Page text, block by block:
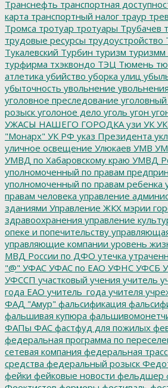
Транснефть транспортная
карта транспортный налог траур
Тромса тротуар тротуары Трубачев
трудовые ресурсы трудоустройство
Тукалевский Турбин туризм туризмм
турфирма тхэквондо ТЭЦ Тюмень
атлетика убийство уборка улиц
убыточность увольнение увольнения
уголовное преследование
розыск уголоное дело уголь угон
УЖАСЫ НАШЕГО ГОРОДКА узи УК
"Монарх" УК РФ указ Президента
уличное освещение Улюкаев УМВ
УМВД по Хабаровскому краю УМВД
уполномоченный по правам
уполномоченный по правам ребенка
правам человека управление
зданиями Управление ЖКХ мэрии
здравоохранения управление
опеке и попечительству
управляющие компании уровень
МВД России по ДФО утечка
"@" УФАС УФАС по ЕАО УФНС УФСБ
УФССП участковый учения учитель
года ЕАО учитель_года учителя
ФАД "Амур" фальсификация
фальшивая купюра
ФАПы ФАС фастфуд для пожилых
федеральная программа по
сетевая компания федеральная
средства федеральный розыск
фейки фейковые новости фельдшер